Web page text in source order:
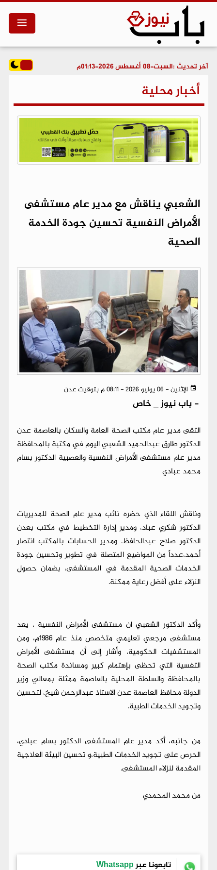
آخر تحديث :السبت-08 أغسطس 2026-01:13م
أخبار محلية
الشعبي يناقش مع مدير عام مستشفى
الأمراض النفسية تحسين جودة الخدمة
الصحية
الإثنين - 06 يوليو 2026 - 08:11 م بتوقيت عدن
- باب نيوز _ خاص
التقى مدير عام مكتب الصحة العامة والسكان بالعاصمة عدن
الدكتور طارق عبدالحميد الشعبي اليوم في مكتبة بالمحافظة
مدير عام مستشفى الأمراض النفسية والعصبية الدكتور بسام
محمد عبادي
وناقش اللقاء الذي حضره نائب مدير عام الصحة للمديريات
الدكتور شكري عباد، ومدير إدارة التخطيط في مكتب بعدن
الدكتور صلاح عبدالحافظ. ومدير الحسابات بالمكتب انتصار
أحمد،عدداً من المواضيع المتصلة في تطوير وتحسين جودة
الخدمات الصحية المقدمة في المستشفى، بضمان حصول
النزلاء على أفضل رعاية ممكنة.
وأكد الدكتور الشعبي ان مستشفى الأمراض النفسية ، يعد
مستشفى مرجعي تعليمي متخصص منذ عام 1986م، ومن
المستشفيات الحكومية، وأشار إلى أن مستشفى الأمراض
التفسية التي تحظى بإهتمام كبير ومساندة مكتب الصحة
بالمحافظة والسلطة المحلية بالعاصمة ممثلة بمعالي وزير
الدولة محافظ العاصمة عدن الاستاذ عبدالرحمن شيخ، لتحسين
وتجويد الخدمات الطبية.
من جانبه، أكد مدير عام المستشفى الدكتور بسام عبادي،
الحرص على تجويد الخدمات الطبية،و تحسين البيئة العلاجية
المقدمة لنزلاء المستشفى.
من محمد المحمدي
تابعونا عبرWhatsapp